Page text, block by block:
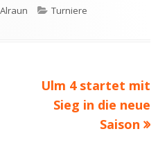
Kategorien
Turniere
Nächster
Beitrag
Ulm 4 startet mit
Sieg in die neue
Saison